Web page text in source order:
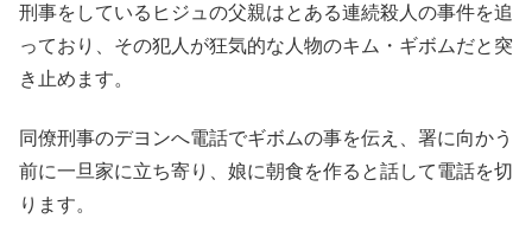
刑事をしているヒジュの父親はとある連続殺人の事件を追
っており、その犯人が狂気的な人物のキム・ギボムだと突
き止めます。
同僚刑事のデヨンへ電話でギボムの事を伝え、署に向かう
前に一旦家に立ち寄り、娘に朝食を作ると話して電話を切
ります。